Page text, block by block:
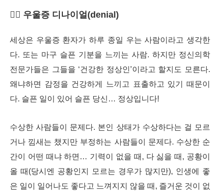
🤦‍♀️ 우울증 디나이얼(denial)
세상은 우울증 환자가 하루 종일 우는 사람이라고 생각한
다. 또는 마구 슬픈 기분을 느끼는 사람. 하지만 정신의학
전문가들은 그들을 ‘건강한 정상인’이라고 할지도 모른다.
왜냐하면 감정을 건강하게 느끼고 표출하고 있기 때문이
다. 슬픈 일이 있어 슬픈 당신… 정상입니다!
수상한 사람들이 문제다. 본인 상태가 수상하다는 걸 모르
거나 낌새는 챘지만 부정하는 사람들이 문제다. 수상한 순
간이 어떤 때냐 하면… 기력이 없을 때, 다 싫을 때, 공황이
올 때(당시엔 공황인지 모르는 경우가 많지만), 인생에 좋
은 일이 일어나도 좋다고 느껴지지 않을 때, 즐거운 것이 없